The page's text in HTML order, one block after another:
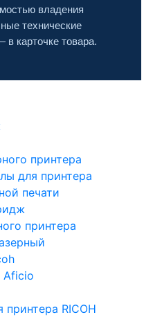
владения
технические
в карточке товара.
принтера
для принтера
печати
принтера
Aficio
RICOH